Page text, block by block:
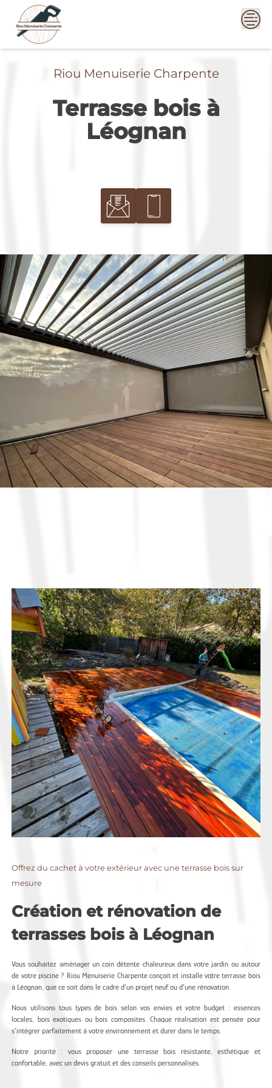
content
Riou Menuiserie Charpente
Terrasse bois à
Léognan
Offrez du cachet à votre extérieur avec une terrasse bois sur
mesure
Création et rénovation de
terrasses bois à Léognan
Vous souhaitez aménager un coin détente chaleureux dans votre jardin ou autour
de votre piscine ? Riou Menuiserie Charpente conçoit et installe votre terrasse bois
à Léognan, que ce soit dans le cadre d’un projet neuf ou d’une rénovation.
Nous utilisons tous types de bois selon vos envies et votre budget : essences
locales, bois exotiques ou bois composites. Chaque réalisation est pensée pour
s’intégrer parfaitement à votre environnement et durer dans le temps.
Notre priorité : vous proposer une terrasse bois résistante, esthétique et
confortable, avec un devis gratuit et des conseils personnalisés.